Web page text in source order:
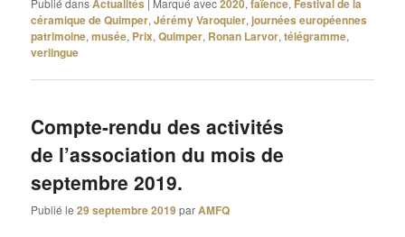
Actualités 2020 faïence Festival de la
céramique de Quimper,Jérémy Varoquier,journées européennes
patrimoine,musée, Prix,Quimper, Ronan Larvor,télégramme,
verlingue
Compte-rendu des activités
de l’association du mois de
septembre 2019.
Publié le29 septembre 2019parAMFQ